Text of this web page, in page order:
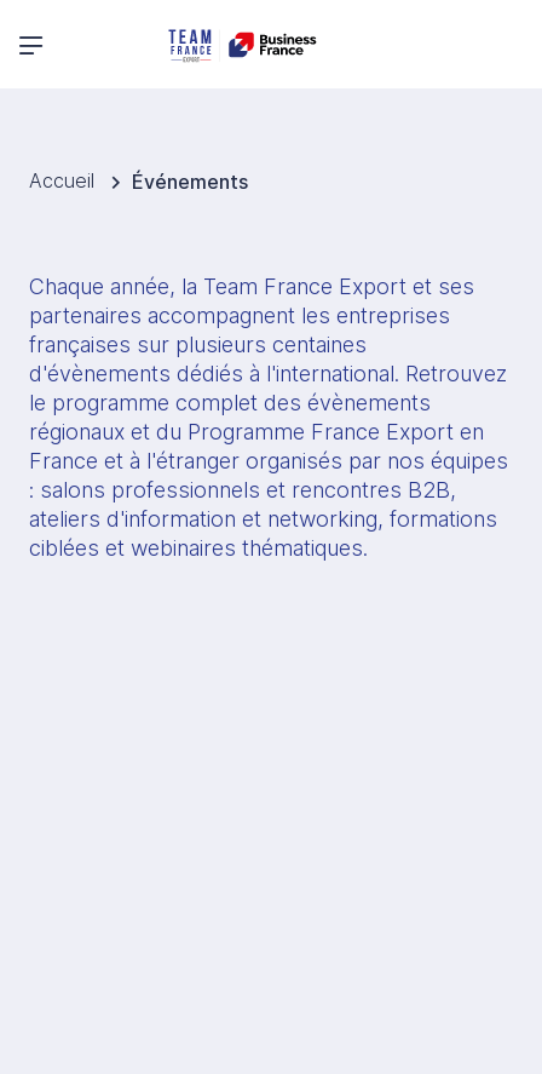
Menu principal
Accueil Événements
Chaque année, la Team France Export et ses
partenaires accompagnent les entreprises
françaises sur plusieurs centaines
d'évènements dédiés à l'international. Retrouvez
le programme complet des évènements
régionaux et du Programme France Export en
France et à l'étranger organisés par nos équipes
: salons professionnels et rencontres B2B,
ateliers d'information et networking, formations
ciblées et webinaires thématiques.